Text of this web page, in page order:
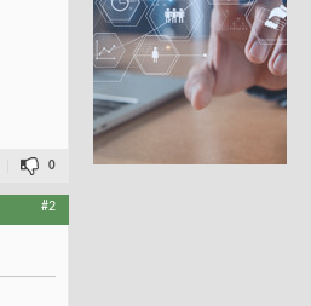
0
#2